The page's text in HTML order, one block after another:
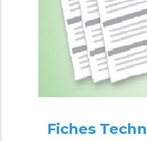
Fiches